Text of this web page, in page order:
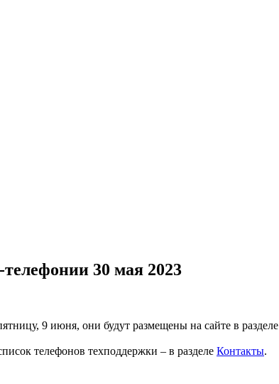
телефонии 30 мая 2023
9 июня, они будут размещены на сайте в разделе
телефонов техподдержки – в разделе Контакты.